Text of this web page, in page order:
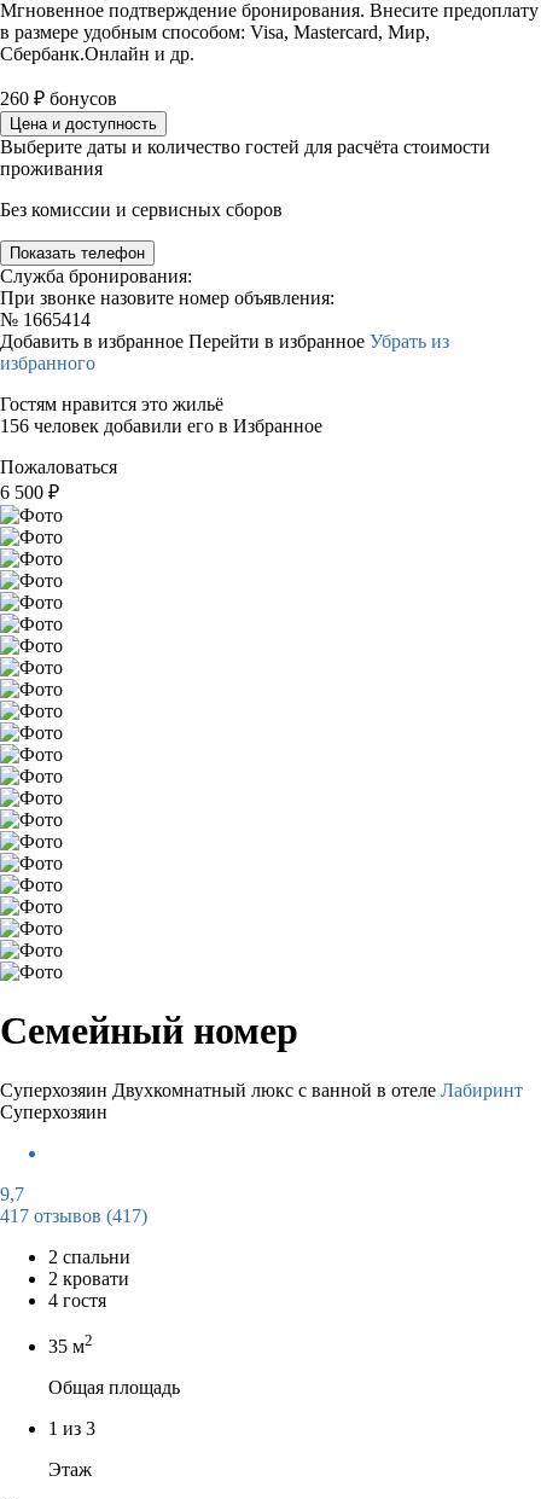
Мгновенное подтверждение бронирования. Внесите предоплату
в размере удобным способом: Visa, Mastercard, Мир,
Сбербанк.Онлайн и др.
260 ₽ бонусов
Цена и доступность
Выберите даты и количество гостей для расчёта стоимости
проживания
Без комиссии и сервисных сборов
Показать телефон
Служба бронирования:
При звонке назовите номер объявления:
№ 1665414
Добавить в избранное Перейти в избранное Убрать из
избранного
Гостям нравится это жильё
156 человек добавили его в Избранное
Пожаловаться
6 500 ₽
Семейный номер
Суперхозяин Двухкомнатный люкс с ванной в отеле Лабиринт
Суперхозяин
9,7
417 отзывов (417)
2 спальни
2 кровати
4 гостя
35 м2
Общая площадь
1 из 3
Этаж